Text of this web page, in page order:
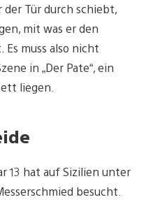
Tür durch schiebt,
mit was er den
muss also nicht
in „Der Pate“, ein
liegen.
13 hat auf Sizilien unter
besucht.